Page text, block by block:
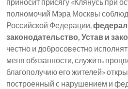
полномочий Мэра Москвы
Российской Федерации,
законодательство, Устав и
честно и добросовестно
меня обязанности, служить
благополучию его жителей»
построенный с нарушением и